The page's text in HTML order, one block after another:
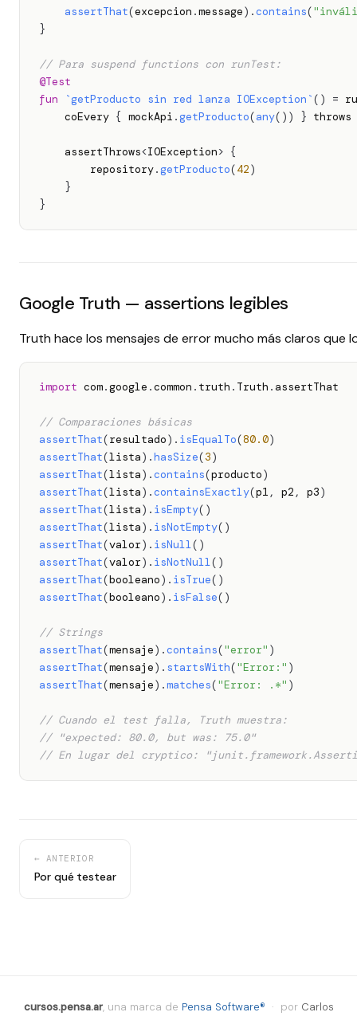
assertThat(excepcion .message) .contains(
}
// Para suspend functions con runTest:
@Test
fun
`getProducto sin red lanza IOException`( ) =
    coEvery
{ mockApi .getProducto(any( ) ) } throws
    assertThrows
<IOException> {
        repository
.getProducto(42)
}
}
Google Truth — assertions legibles
Truth hace los mensajes de error mucho más claros que
import com.google .common . truth . Truth . assertThat
// Comparaciones básicas
assertThat(resultado) . isEqualTo(80.0)
assertThat(lista) .hasSize(3)
assertThat(lista) .contains(producto)
assertThat(lista) .containsExactly(p1 , p2 , p3)
assertThat(lista) . isEmpty( )
assertThat(lista) . isNotEmpty( )
assertThat(valor) . isNull( )
assertThat(valor) . isNotNull( )
assertThat(booleano) . isTrue( )
assertThat(booleano) . isFalse( )
// Strings
assertThat(mensaje) .contains("error" )
assertThat(mensaje) . startsWith("Error:" )
assertThat(mensaje) .matches("Error: .*" )
// Cuando el test falla, Truth muestra:
// "expected: 80.0, but was: 75.0"
// En lugar del cryptico:
← ANTERIOR
Por qué testear
cursos.pensa.ar, una marca de Pensa Software® · por Carlos